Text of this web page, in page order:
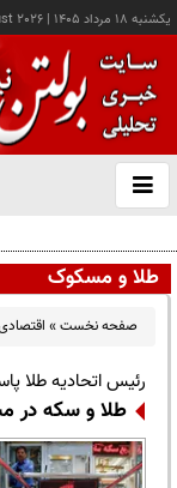
يکشنبه ۱۸ مرداد ۱۴۰۵ |
2026
باز
و
طلا و مسکوک
صفحه نخست»
رئیس اتحادیه طلا
طلا و سکه در